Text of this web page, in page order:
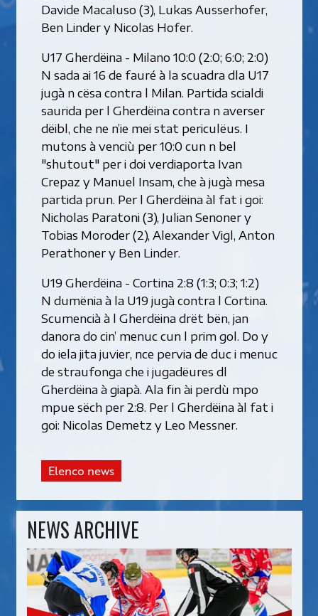
Davide Macaluso (3), Lukas Ausserhofer,
Ben Linder y Nicolas Hofer.
U17 Gherdëina - Milano 10:0 (2:0; 6:0; 2:0)
N sada ai 16 de fauré à la scuadra dla U17
jugà n cësa contra l Milan. Partida scialdi
saurida per l Gherdëina contra n averser
dëibl, che ne n’ie mei stat periculëus. I
mutons à venciù per 10:0 cun n bel
"shutout" per i doi verdiaporta Ivan
Crepaz y Manuel Insam, che à jugà mesa
partida prun. Per l Gherdëina àl fat i goi:
Nicholas Paratoni (3), Julian Senoner y
Tobias Moroder (2), Alexander Vigl, Anton
Perathoner y Ben Linder.
U19 Gherdëina - Cortina 2:8 (1:3; 0:3; 1:2)
N dumënia à la U19 jugà contra l Cortina.
Scumencià à l Gherdëina drët bën, jan
danora do cin’ menuc cun l prim gol. Do y
do iela jita juvier, nce pervia de duc i menuc
de straufonga che i jugadëures dl
Gherdëina à giapà. Ala fin ài perdù mpo
mpue sëch per 2:8. Per l Gherdëina àl fat i
goi: Nicolas Demetz y Leo Messner.
Elenco news
NEWS ARCHIVE